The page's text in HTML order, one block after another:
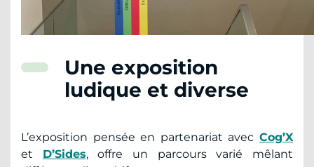
Une exposition
ludique et diverse
L’exposition pensée en partenariat avec Cog’X
et
D’Sides, offre un parcours varié mêlant